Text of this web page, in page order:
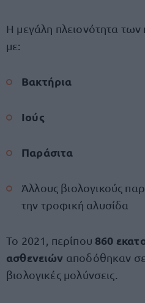
Η μεγάλη πλειονότητα των
με:
Βακτήρια
Ιούς
Παράσιτα
Άλλους βιολογικούς
την τροφική αλυσίδα
Το 2021, περίπου 860
ασθενειών αποδόθηκαν σε
βιολογικές μολύνσεις.